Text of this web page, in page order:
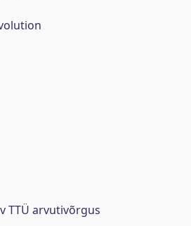
TTÜ arvutivõrgus